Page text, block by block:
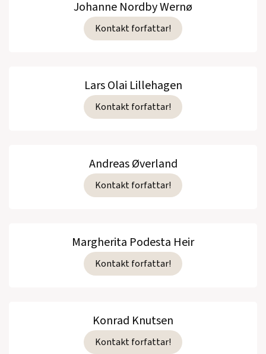
Johanne Nordby Wernø
Kontakt forfattar!
Lars Olai Lillehagen
Kontakt forfattar!
Andreas Øverland
Kontakt forfattar!
Margherita Podesta Heir
Kontakt forfattar!
Konrad Knutsen
Kontakt forfattar!